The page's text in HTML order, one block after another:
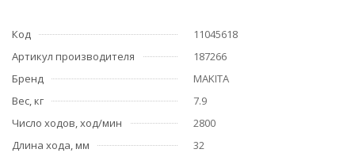
Код
11045618
Артикул производителя
187266
Бренд
MAKITA
Вес, кг
7.9
Число ходов, ход/мин
2800
Длина хода, мм
32